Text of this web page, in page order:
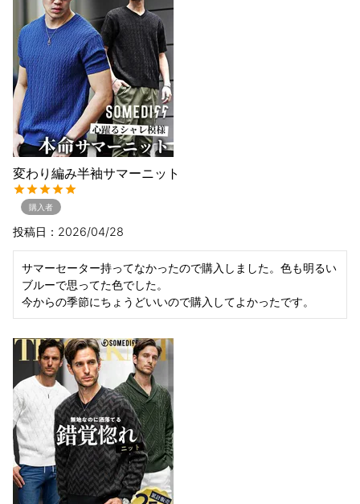
変わり編み半袖サマーニット
購入者
投稿日 2026/04/28
サマーセーター持ってなかったので購入しました。色も明るい
ブルーで思ってた色でした。
今からの季節にちょうどいいので購入してよかったです。